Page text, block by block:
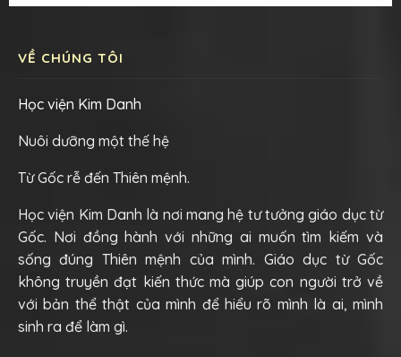
VỀ CHÚNG TÔI
Học viện Kim Danh
Nuôi dưỡng một thế hệ
Từ Gốc rễ đến Thiên mệnh.
Học viện Kim Danh là nơi mang hệ tư tưởng giáo dục từ
Gốc. Nơi đồng hành với những ai muốn tìm kiếm và
sống đúng Thiên mệnh của mình. Giáo dục từ Gốc
không truyền đạt kiến thức mà giúp con người trở về
với bản thể thật của mình để hiểu rõ mình là ai, mình
sinh ra để làm gì.